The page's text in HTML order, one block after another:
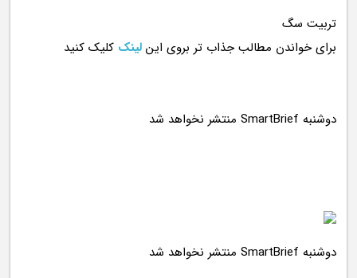
تربیت سگ
برای خواندن مطالب جذاب تر بروی اینلینک کلیک کنید
دوشنبه SmartBrief منتشر نخواهد شد